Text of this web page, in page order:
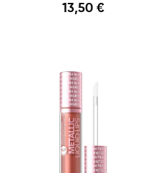
13,50 €